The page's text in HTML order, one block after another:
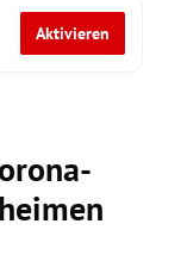
Aktivieren